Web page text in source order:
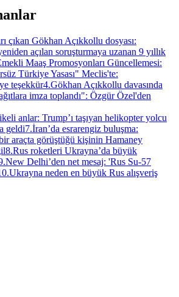
çıkan Gökhan Açıkkollu dosyası:
açılan soruşturmaya uzanan 9 yıllık
Maaş Promosyonları Güncellemesi:
Türkiye Yasası" Meclis'te:
teşekkür4.Gökhan Açıkkollu davasında
imza toplandı": Özgür Özel'den
anlar: Trump’ı taşıyan helikopter yolcu
geldi7.İran’da esrarengiz buluşma:
araçta görüştüğü kişinin Hamaney
8.Rus roketleri Ukrayna’da büyük
.New Delhi’den net mesaj: 'Rus Su-57
.Ukrayna neden en büyük Rus alışveriş